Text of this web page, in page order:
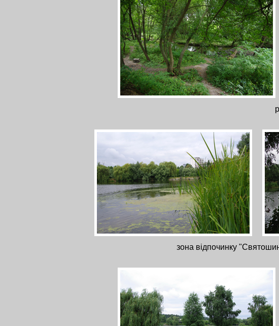
зона відпочинку